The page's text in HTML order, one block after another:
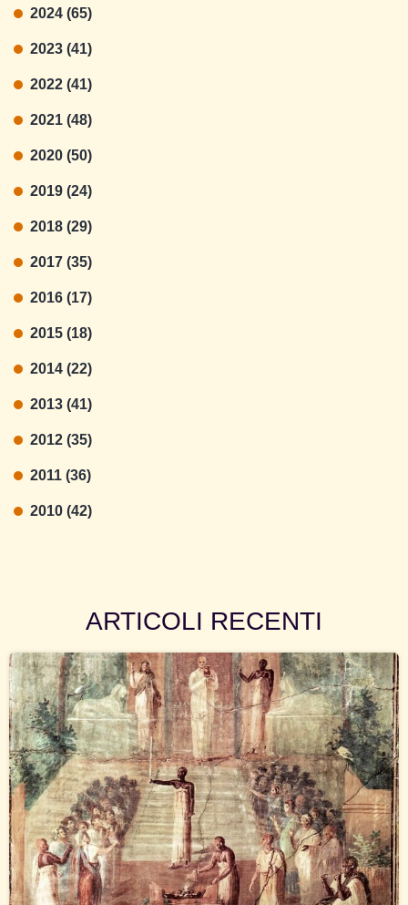
2024 (65)
2023 (41)
2022 (41)
2021 (48)
2020 (50)
2019 (24)
2018 (29)
2017 (35)
2016 (17)
2015 (18)
2014 (22)
2013 (41)
2012 (35)
2011 (36)
2010 (42)
ARTICOLI RECENTI